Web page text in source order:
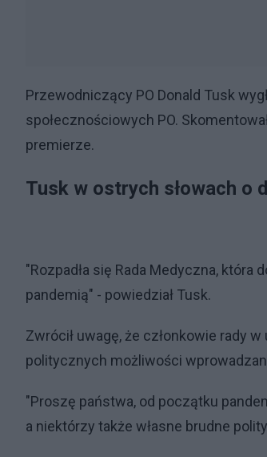
Przewodniczący PO Donald Tusk
społecznościowych PO.
premierze.
Tusk w ostrych słowach o
"Rozpadła się Rada Medyczna, która
pandemią" - powiedział Tusk.
Zwrócił uwagę, że członkowie rady
politycznych możliwości
"Proszę państwa, od początku
a niektórzy także własne brudne